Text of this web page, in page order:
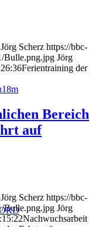
Jörg Scherz https://bbc-
Bulle.png.jpg Jörg
Ferientraining der
Bereich
auf
Jörg Scherz https://bbc-
Bulle.png.jpg Jörg
Nachwuchsarbeit